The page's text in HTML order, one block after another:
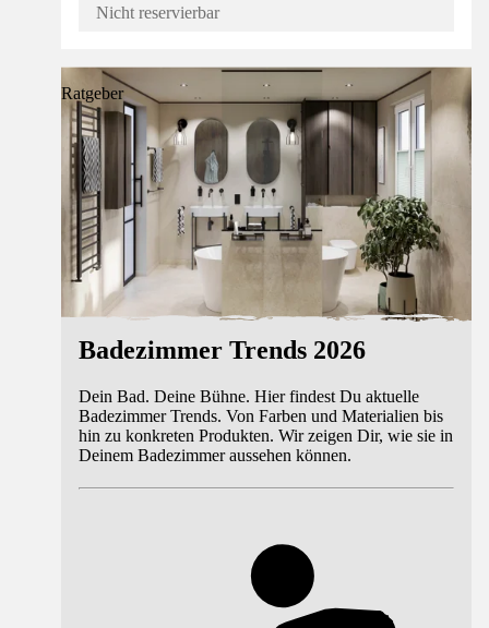
Nicht reservierbar
Ratgeber
Badezimmer Trends 2026
Dein Bad. Deine Bühne. Hier findest Du aktuelle
Badezimmer Trends. Von Farben und Materialien bis
hin zu konkreten Produkten. Wir zeigen Dir, wie sie in
Deinem Badezimmer aussehen können.